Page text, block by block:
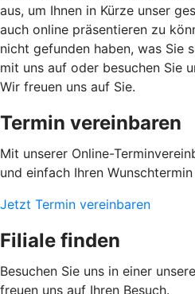
aus, um Ihnen in Kürze unser
auch online präsentieren zu
nicht gefunden haben, was Sie
mit uns auf oder besuchen Sie
Wir freuen uns auf Sie.
Termin vereinbaren
Mit unserer Online-
und einfach Ihren
Jetzt Termin vereinbaren
Filiale finden
Besuchen Sie uns in einer
freuen uns auf Ihren Besuch.